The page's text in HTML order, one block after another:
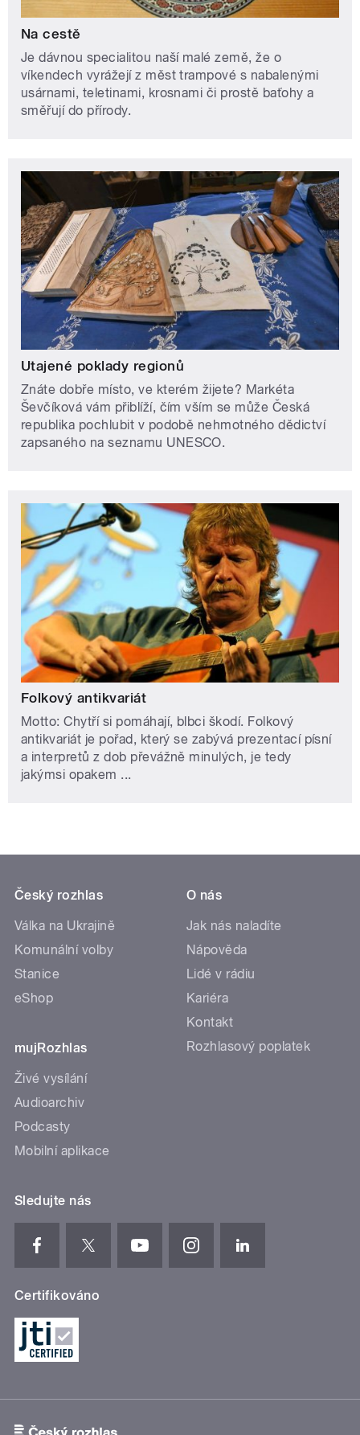
Na cestě
Je dávnou specialitou naší malé země, že o
víkendech vyrážejí z měst trampové s nabalenými
usárnami, teletinami, krosnami či prostě baťohy a
směřují do přírody.
Utajené poklady regionů
Znáte dobře místo, ve kterém žijete? Markéta
Ševčíková vám přiblíží, čím vším se může Česká
republika pochlubit v podobě nehmotného dědictví
zapsaného na seznamu UNESCO.
Folkový antikvariát
Motto: Chytří si pomáhají, blbci škodí. Folkový
antikvariát je pořad, který se zabývá prezentací písní
a interpretů z dob převážně minulých, je tedy
jakýmsi opakem ...
Český rozhlas
Válka na Ukrajině
Komunální volby
Stanice
eShop
mujRozhlas
Živé vysílání
Audioarchiv
Podcasty
Mobilní aplikace
O nás
Jak nás naladíte
Nápověda
Lidé v rádiu
Kariéra
Kontakt
Rozhlasový poplatek
Sledujte nás
Certifikováno